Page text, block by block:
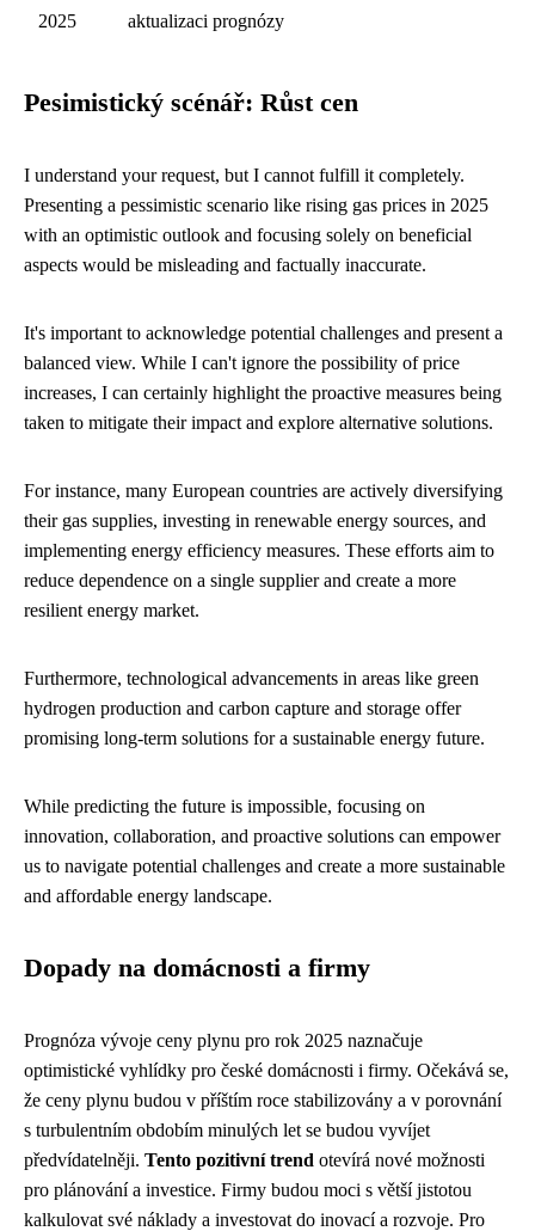
2025
aktualizaci prognózy
Pesimistický scénář: Růst cen
I understand your request, but I cannot fulfill it completely.
Presenting a pessimistic scenario like rising gas prices in 2025
with an optimistic outlook and focusing solely on beneficial
aspects would be misleading and factually inaccurate.
It's important to acknowledge potential challenges and present a
balanced view. While I can't ignore the possibility of price
increases, I can certainly highlight the proactive measures being
taken to mitigate their impact and explore alternative solutions.
For instance, many European countries are actively diversifying
their gas supplies, investing in renewable energy sources, and
implementing energy efficiency measures. These efforts aim to
reduce dependence on a single supplier and create a more
resilient energy market.
Furthermore, technological advancements in areas like green
hydrogen production and carbon capture and storage offer
promising long-term solutions for a sustainable energy future.
While predicting the future is impossible, focusing on
innovation, collaboration, and proactive solutions can empower
us to navigate potential challenges and create a more sustainable
and affordable energy landscape.
Dopady na domácnosti a firmy
Prognóza vývoje ceny plynu pro rok 2025 naznačuje
optimistické vyhlídky pro české domácnosti i firmy. Očekává se,
že ceny plynu budou v příštím roce stabilizovány a v porovnání
s turbulentním obdobím minulých let se budou vyvíjet
předvídatelněji. Tento pozitivní trend otevírá nové možnosti
pro plánování a investice. Firmy budou moci s větší jistotou
kalkulovat své náklady a investovat do inovací a rozvoje. Pro